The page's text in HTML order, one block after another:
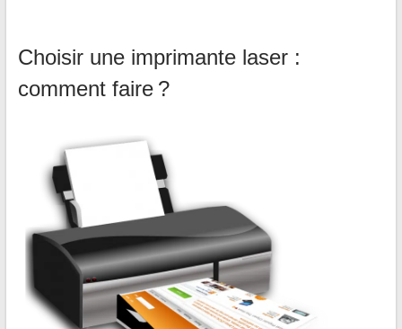
Choisir une imprimante laser :
comment faire ?